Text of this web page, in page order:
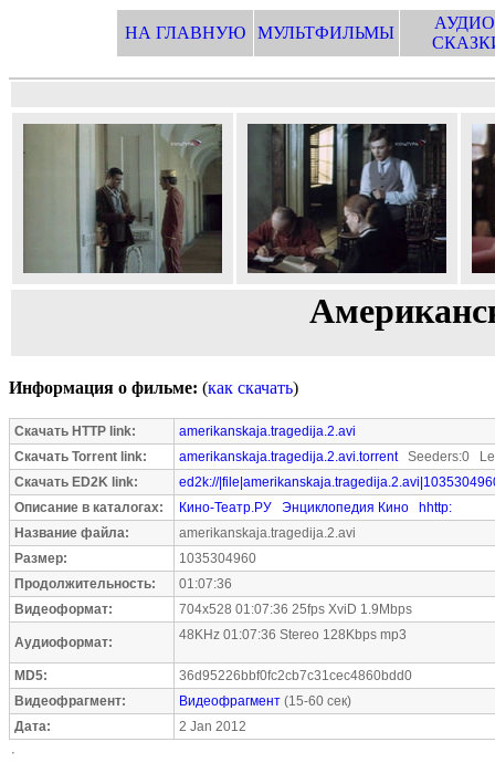
НА ГЛАВНУЮ МУЛЬТФИЛЬМЫ
Информация о фильме: (как скачать)
Скачать HTTP link:
amerikanskaja.tragedija.2.avi
Скачать Torrent link:
amerikanskaja.tragedija.2.avi.torrentSeeders:0
Скачать ED2K link:
ed2k://
Описание в каталогах:
Кино-Театр.РУ Энциклопедия Кино
hhttp:
Название файла:
amerikanskaja.tragedija.2.avi
Размер:
1035304960
Продолжительность:
01:07:36
Видеоформат:
704x528 01:07:36 25fps XviD 1.9Mbps
Аудиоформат: 48KHz 01:07:36 Stereo 128Kbps mp3
MD5:
36d95226bbf0fc2cb7c31cec4860bdd0
Видеофрагмент:
Видеофрагмент (15-60 сек)
Дата:
2 Jan 2012